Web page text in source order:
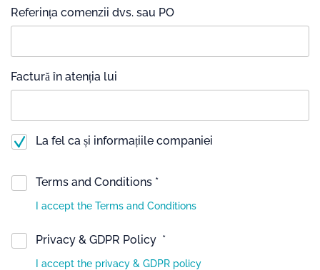
Referința comenzii dvs. sau PO
Factură în atenția lui
La fel ca și informațiile companiei
Terms and Conditions *
I accept the Terms and Conditions
Privacy & GDPR Policy *
I accept the privacy & GDPR policy